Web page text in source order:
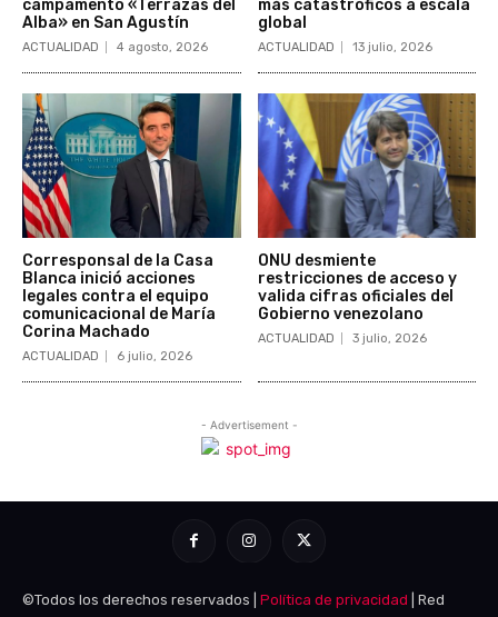
©Todos los derechos reservados | Política de privacidad | Red